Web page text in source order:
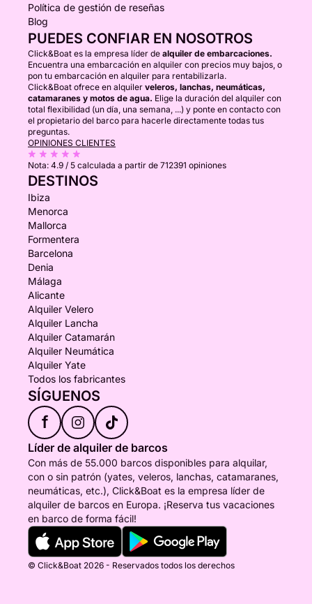
Política de gestión de reseñas
Blog
PUEDES CONFIAR EN NOSOTROS
Click&Boat es la empresa líder de alquiler de embarcaciones.
Encuentra una embarcación en alquiler con precios muy bajos, o
pon tu embarcación en alquiler para rentabilizarla.
Click&Boat ofrece en alquiler veleros, lanchas, neumáticas,
catamaranes y motos de agua. Elige la duración del alquiler con
total flexibilidad (un día, una semana, ...) y ponte en contacto con
el propietario del barco para hacerle directamente todas tus
preguntas.
OPINIONES CLIENTES
Nota: 4.9 / 5 calculada a partir de 712391 opiniones
DESTINOS
Ibiza
Menorca
Mallorca
Formentera
Barcelona
Denia
Málaga
Alicante
Alquiler Velero
Alquiler Lancha
Alquiler Catamarán
Alquiler Neumática
Alquiler Yate
Todos los fabricantes
SÍGUENOS
f
Líder de alquiler de barcos
Con más de 55.000 barcos disponibles para alquilar,
con o sin patrón (yates, veleros, lanchas, catamaranes,
neumáticas, etc.), Click&Boat es la empresa líder de
alquiler de barcos en Europa. ¡Reserva tus vacaciones
en barco de forma fácil!
© Click&Boat 2026 - Reservados todos los derechos